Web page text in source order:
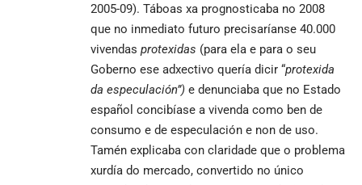
2005-09). Táboas xa prognosticaba no 2008
que no inmediato futuro precisaríanse 40.000
vivendas protexidas (para ela e para o seu
Goberno ese adxectivo quería dicir “protexida
da especulación”) e denunciaba que no Estado
español concibíase a vivenda como ben de
consumo e de especulación e non de uso.
Tamén explicaba con claridade que o problema
xurdía do mercado, convertido no único